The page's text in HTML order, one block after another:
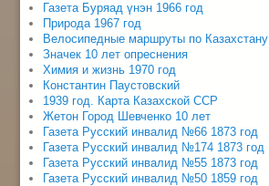
Газета Буряад үнэн 1966 год
Природа 1967 год
Велосипедные маршруты по Казахстану
Значек 10 лет опреснения
Химия и жизнь 1970 год
Константин Паустовский
1939 год. Карта Казахской ССР
Жетон Город Шевченко 10 лет
Газета Русский инвалид №66 1873 год
Газета Русский инвалид №174 1873 год
Газета Русский инвалид №55 1873 год
Газета Русский инвалид №50 1859 год